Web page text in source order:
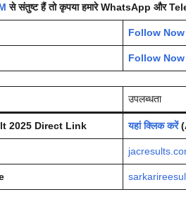
से संतुष्ट हैं तो कृपया हमारे WhatsApp और
Follow Now
Follow Now
उपलब्धता
2025 Direct Link यहां क्लिक करें